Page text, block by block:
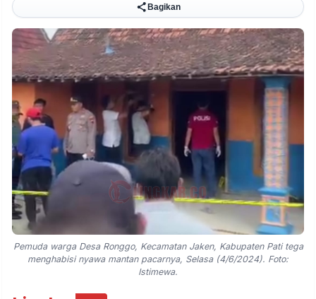
Bagikan
Pemuda warga Desa Ronggo, Kecamatan Jaken, Kabupaten Pati tega
menghabisi nyawa mantan pacarnya, Selasa (4/6/2024). Foto:
Istimewa.